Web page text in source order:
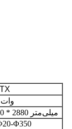
2TX
۱۰۰۰-۶۰۰۰ وات
12100 * 2200 * 2880 میلی‌متر
Φ350